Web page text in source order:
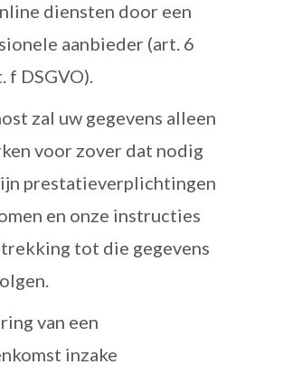
diensten door een
aanbieder (art. 6
f DSGVO).
zal uw gegevens alleen
voor zover dat nodig
prestatieverplichtingen
en onze instructies
tot die gegevens
van een
inzake